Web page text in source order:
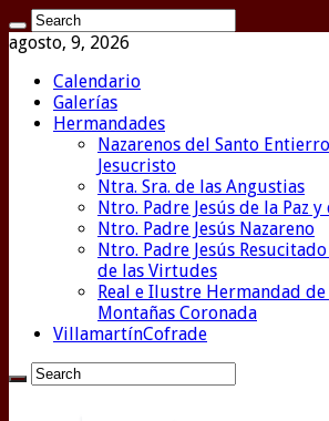
agosto, 9, 2026
Calendario
Galerías
Hermandades
Nazarenos del Santo
Jesucristo
Ntra. Sra. de las Angustias
Ntro. Padre Jesús de la Paz
Ntro. Padre Jesús Nazareno
Ntro. Padre Jesús
de las Virtudes
Real e Ilustre Hermandad
Montañas Coronada
VillamartínCofrade